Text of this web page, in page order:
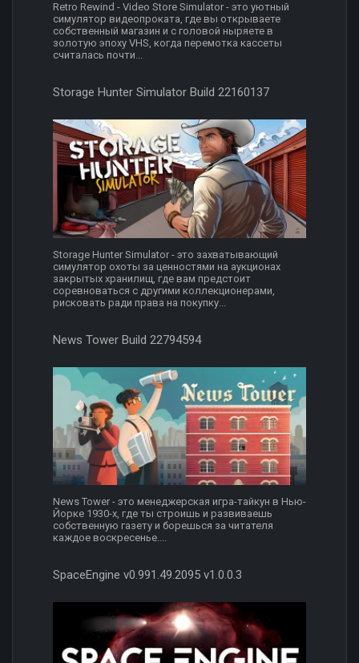
Retro Rewind - Video Store Simulator - это уютный
симулятор видеопроката, где вы открываете
собственный магазин и с головой ныряете в
золотую эпоху VHS, когда перемотка кассеты
считалась почти...
Storage Hunter Simulator Build 22160137
Storage Hunter Simulator - это захватывающий
симулятор охоты за ценностями на аукционах
закрытых хранилищ, где вам предстоит
соревноваться с другими коллекционерами,
рисковать ради права на покупку...
News Tower Build 22794594
News Tower - это менеджерская игра-тайкун в Нью-
Йорке 1930-х, где ты строишь и развиваешь
собственную газету и борешься за читателя
каждое воскресенье....
SpaceEngine v0.991.49.2095 v1.0.0.3